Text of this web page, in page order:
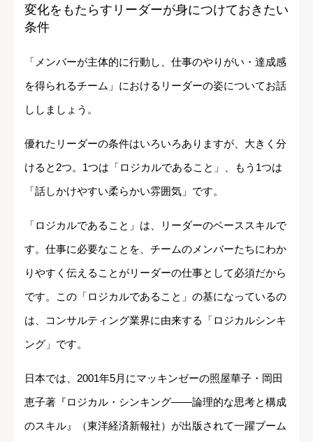
変化をもたらすリーダーが身につけておきたい
条件
「メンバーが主体的に行動し、仕事のやりがい・達成感
を得られるチーム」におけるリーダーの姿についてお話
ししましょう。
優れたリーダーの条件はいろいろありますが、大きく分
けると2つ。1つは「ロジカルであること」、もう1つは
「話しかけやすい柔らかい雰囲気」です。
「ロジカルであること」は、リーダーのベーススキルで
す。仕事に必要なことを、チームのメンバーたちにわか
りやすく伝えることがリーダーの仕事として必須だから
です。この「ロジカルであること」の基になっているの
は、コンサルティング業界に由来する「ロジカルシンキ
ング」です。
日本では、2001年5月にマッキンゼーの照屋華子・岡田
恵子著『ロジカル・シンキング――論理的な思考と構成
のスキル』（東洋経済新報社）が出版されて一躍ブーム